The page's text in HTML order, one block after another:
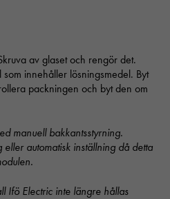
av glaset och rengör det.
innehåller lösningsmedel. Byt
packningen och byt den om
manuell bakkantsstyrning.
automatisk inställning då detta
Ifö Electric inte längre hållas
"Google
Analytics",
"_ga" och
Upplevelse
prestera så